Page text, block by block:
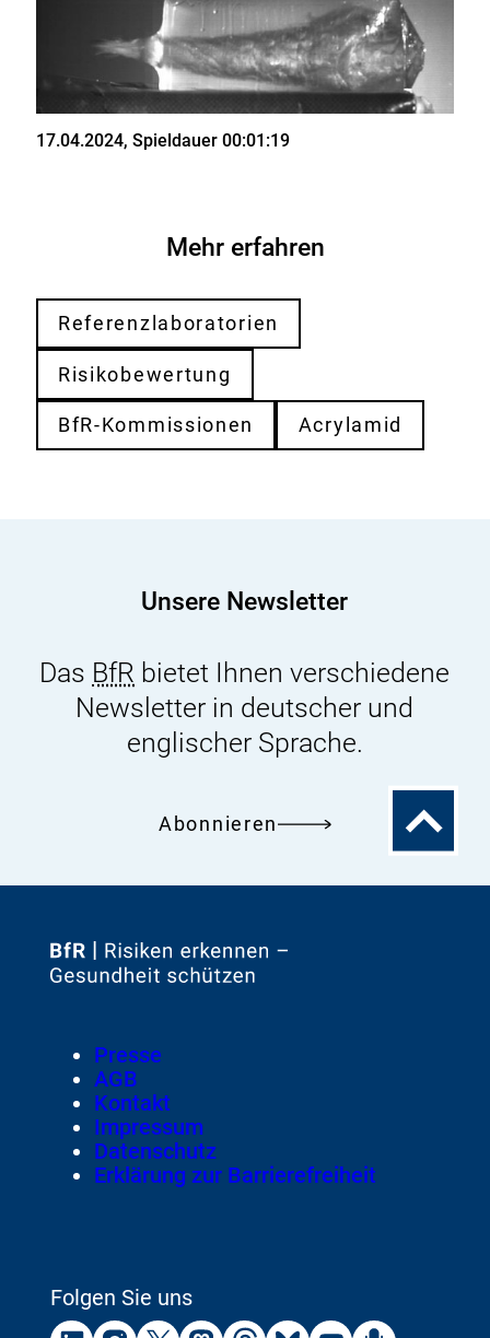
Stand
17.04.2024, Spieldauer 00:01:19
Mehr erfahren
Referenzlaboratorien
Risikobewertung
BfR-Kommissionen Acrylamid
Unsere Newsletter
Das BfR bietet Ihnen verschiedene
Newsletter in deutscher und
englischer Sprache.
Abonnieren
Zum
Zur
Footer
Meta-
Navigation
Presse
AGB
Kontakt
Impressum
Datenschutz
Erklärung zur Barrierefreiheit
Folgen Sie uns
ExternerExternerExternerExternerExternerExternerExternerExterner